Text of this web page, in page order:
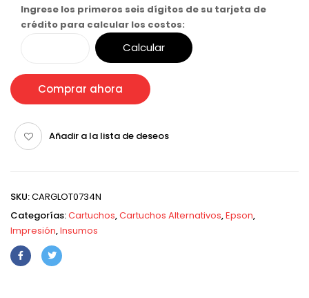
Ingrese los primeros seis dígitos de su tarjeta de
crédito para calcular los costos:
Calcular
Comprar ahora
Añadir a la lista de deseos
SKU:CARGLOT0734N
Categorías:Cartuchos,Cartuchos Alternativos,Epson,
Impresión,Insumos